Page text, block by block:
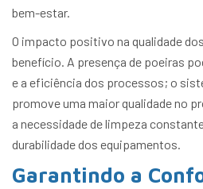
bem-estar.
O impacto positivo na qualidade
benefício. A presença de poeiras
e a eficiência dos processos; o
promove uma maior qualidade no
a necessidade de limpeza
durabilidade dos equipamentos.
Garantindo a